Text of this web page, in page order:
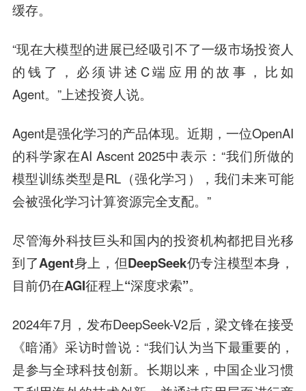
缓存。
“现在大模型的进展已经吸引不了一级市场投资人
的钱了，必须讲述C端应用的故事，比如
Agent。”上述投资人说。
Agent是强化学习的产品体现。近期，一位OpenAI
的科学家在AI Ascent 2025中表示：“我们所做的
模型训练类型是RL（强化学习），我们未来可能
会被强化学习计算资源完全支配。”
尽管海外科技巨头和国内的投资机构都把目光移
到了Agent身上，但DeepSeek仍专注模型本身，
目前仍在AGI征程上“深度求索”。
2024年7月，发布DeepSeek-V2后，梁文锋在接受
《暗涌》采访时曾说：“我们认为当下最重要的，
是参与全球科技创新。长期以来，中国企业习惯